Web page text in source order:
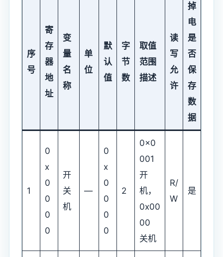
序
号
寄
存
器
地
址
变
量
名
称
单
位
默
认
值
字
节
数
取值
范围
描述
读
写
允
许
掉
电
是
否
保
存
数
据
1
0
x
0
0
0
0
开
关
机
—
0
x
0
0
0
0
2
0x0
001
开
机，
0x00
00
关机
R/
W
是